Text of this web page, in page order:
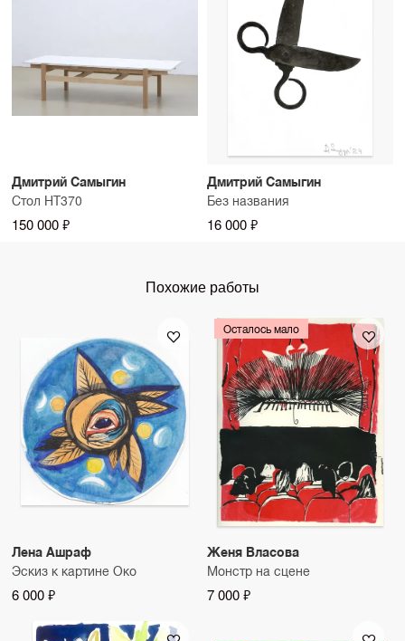
Дмитрий Самыгин
Стол НТ370
150 000 ₽
Дмитрий Самыгин
Без названия
16 000 ₽
Похожие работы
Лена Ашраф
Эскиз к картине Око
6 000 ₽
Осталось мало
Женя Власова
Монстр на сцене
7 000 ₽